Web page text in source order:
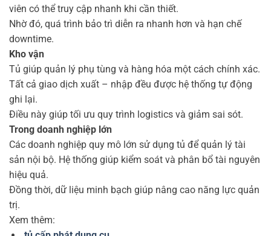
viên có thể truy cập nhanh khi cần thiết.
Nhờ đó, quá trình bảo trì diễn ra nhanh hơn và hạn chế
downtime.
Kho vận
Tủ giúp quản lý phụ tùng và hàng hóa một cách chính xác.
Tất cả giao dịch xuất – nhập đều được hệ thống tự động
ghi lại.
Điều này giúp tối ưu quy trình logistics và giảm sai sót.
Trong doanh nghiệp lớn
Các doanh nghiệp quy mô lớn sử dụng tủ để quản lý tài
sản nội bộ. Hệ thống giúp kiểm soát và phân bổ tài nguyên
hiệu quả.
Đồng thời, dữ liệu minh bạch giúp nâng cao năng lực quản
trị.
Xem thêm: